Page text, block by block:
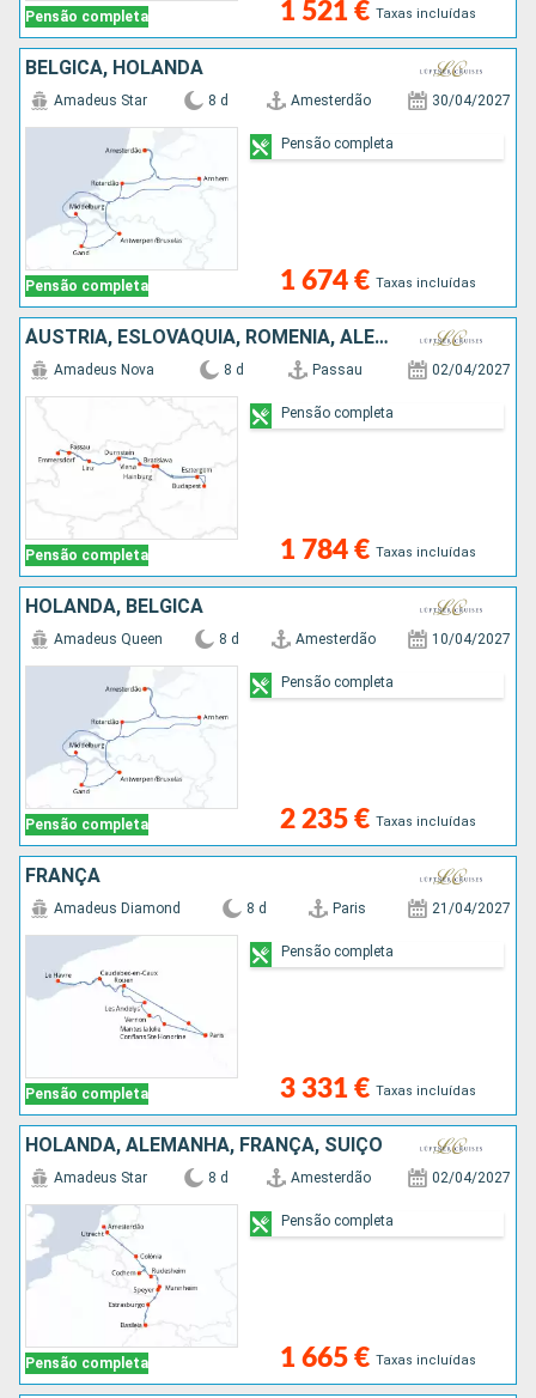
Pensão completa 1 521 € Taxas incluídas
BÉLGICA, HOLANDA
Pensão completa
Amadeus Star 8 d Amesterdão 30/04/2027
1 674 € Taxas incluídas
Pensão completa
ÁUSTRIA, ESLOVÁQUIA, ROMÊNIA, ALEMANHA
Pensão completa
Amadeus Nova 8 d Passau 02/04/2027
1 784 € Taxas incluídas
Pensão completa
HOLANDA, BÉLGICA
Pensão completa
Amadeus Queen 8 d Amesterdão 10/04/2027
2 235 € Taxas incluídas
Pensão completa
FRANÇA
Pensão completa
Amadeus Diamond 8 d Paris 21/04/2027
3 331 € Taxas incluídas
Pensão completa
HOLANDA, ALEMANHA, FRANÇA, SUÍÇO
Pensão completa
Amadeus Star 8 d Amesterdão 02/04/2027
1 665 € Taxas incluídas
Pensão completa